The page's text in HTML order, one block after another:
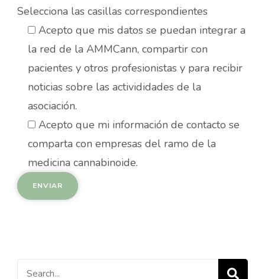
Selecciona las casillas correspondientes
Acepto que mis datos se puedan integrar a
la red de la AMMCann, compartir con
pacientes y otros profesionistas y para recibir
noticias sobre las activididades de la
asociación.
Acepto que mi información de contacto se
comparta con empresas del ramo de la
medicina cannabinoide.
Search